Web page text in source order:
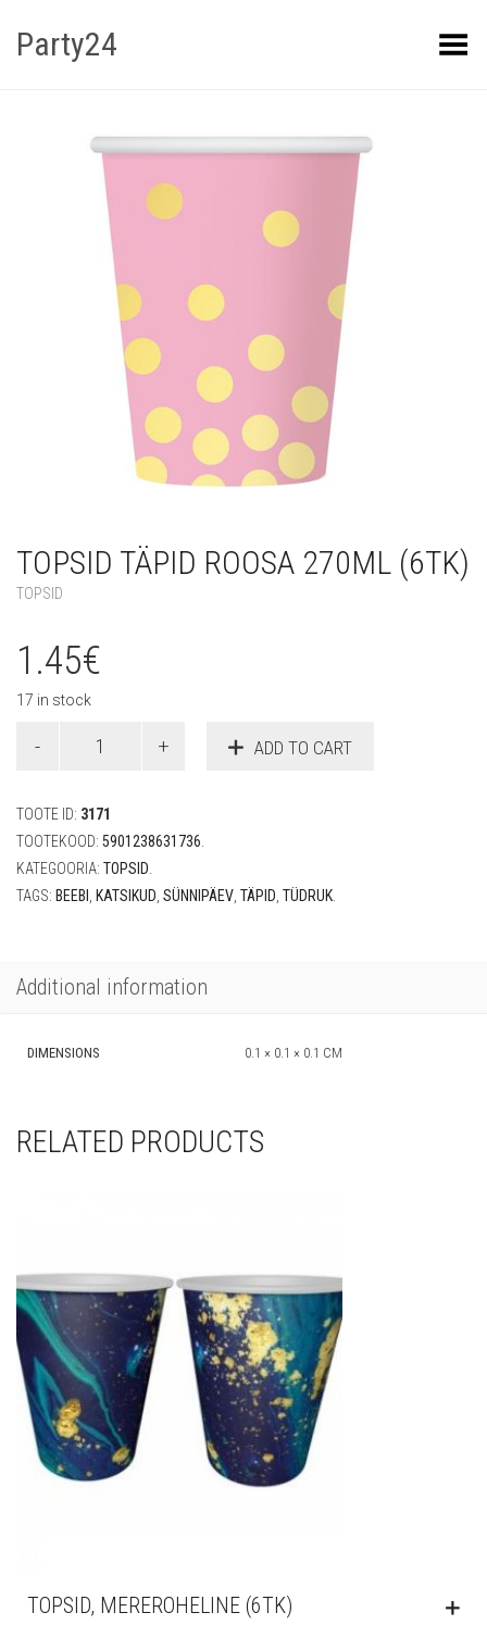
Party24 Kuva menüü
TOPSID TÄPID ROOSA 270ML (6TK)
TOPSID
1.45€
17 in stock
Täpid
(6tk)
quantity
ADD TO CART
TOOTE ID: 3171
TOOTEKOOD: 5901238631736
KATEGOORIA: TOPSID
TAGS: BEEBI KATSIKUD SÜNNIPÄEV TÄPID TÜDRUK
Additional information
DIMENSIONS 0.1 × 0.1 × 0.1 CM
RELATED PRODUCTS
TOPSID, MEREROHELINE (6TK)